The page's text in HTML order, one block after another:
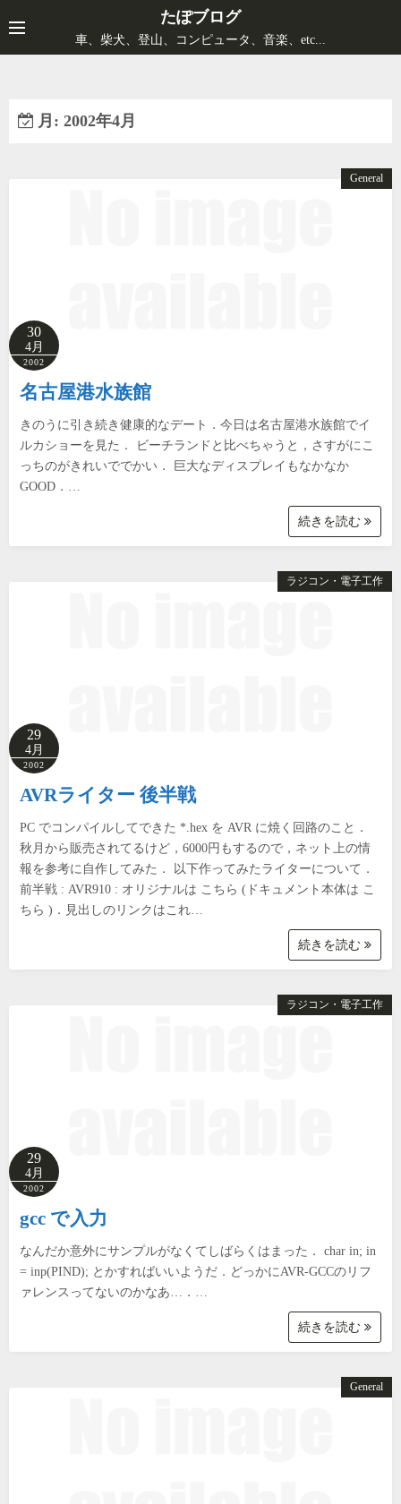
ン
テ
たぽブログ
車、柴犬、登山、コンピュータ、音楽、etc...
月: 2002年4月
General
30
4月
2002
名古屋港水族館
きのうに引き続き健康的なデート．今日は名古屋港水族館でイ
ルカショーを見た． ビーチランドと比べちゃうと，さすがにこ
っちのがきれいででかい． 巨大なディスプレイもなかなか
GOOD．…
続きを読む
ラジコン・電子工作
29
4月
2002
AVRライター 後半戦
PC でコンパイルしてできた *.hex を AVR に焼く回路のこと．
秋月から販売されてるけど，6000円もするので，ネット上の情
報を参考に自作してみた． 以下作ってみたライターについて．
前半戦 : AVR910 : オリジナルは こちら (ドキュメント本体は こ
ちら )．見出しのリンクはこれ…
続きを読む
ラジコン・電子工作
29
4月
2002
gcc で入力
なんだか意外にサンプルがなくてしばらくはまった． char in; in
= inp(PIND); とかすればいいようだ．どっかにAVR-GCCのリフ
ァレンスってないのかなあ…．…
続きを読む
General